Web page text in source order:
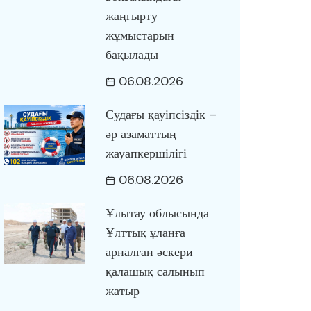
жаңғырту
жұмыстарын
бақылады
06.08.2026
Судағы қауіпсіздік –
әр азаматтың
жауапкершілігі
06.08.2026
Ұлытау облысында
Ұлттық ұланға
арналған әскери
қалашық салынып
жатыр